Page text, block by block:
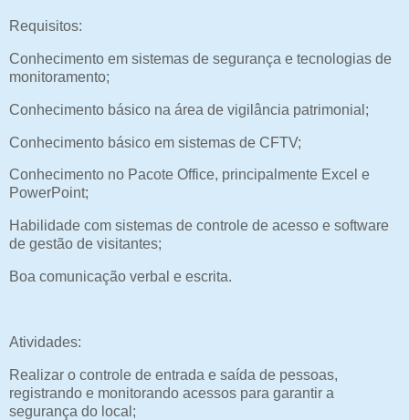
Requisitos:
Conhecimento em sistemas de segurança e tecnologias de
monitoramento;
Conhecimento básico na área de vigilância patrimonial;
Conhecimento básico em sistemas de CFTV;
Conhecimento no Pacote Office, principalmente Excel e
PowerPoint;
Habilidade com sistemas de controle de acesso e software
de gestão de visitantes;
Boa comunicação verbal e escrita.
Atividades:
Realizar o controle de entrada e saída de pessoas,
registrando e monitorando acessos para garantir a
segurança do local;